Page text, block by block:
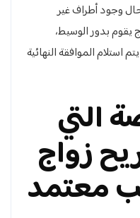
وجود أطراف غير
بدور الوسيط،
الموافقة النهائية
التي
زواج
معتمد